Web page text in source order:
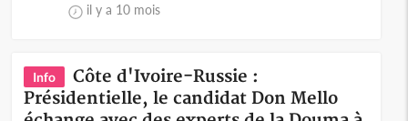
il y a 10 mois
Info
Côte d'Ivoire-Russie :
Présidentielle, le candidat Don Mello